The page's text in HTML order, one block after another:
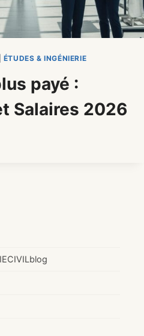
ÉTUDES & INGÉNIERIE
payé :
Salaires 2026